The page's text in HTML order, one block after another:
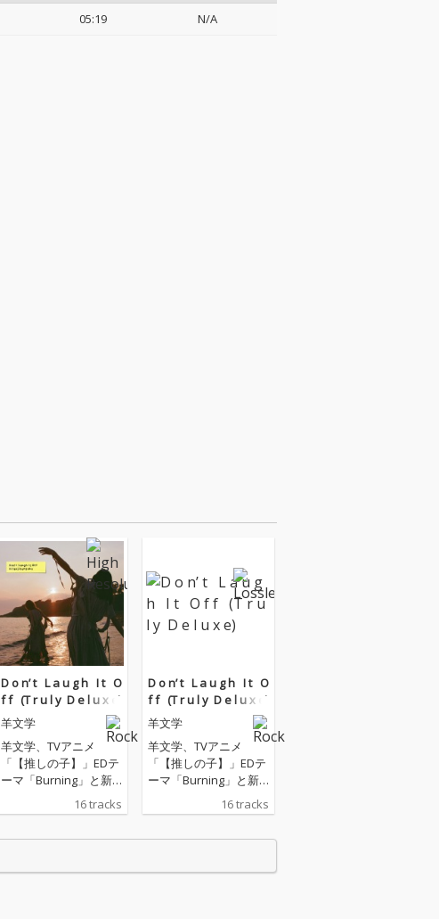
05:19 N/A
D o n’ t ‌ ‌ ‌L a u g h ‌ ‌ ‌I t ‌ ‌ ‌O
f f ‌ ‌ (T r u l y ‌ ‌D e l u x e)
羊文学
羊文学、TVアニメ
「【推しの子】」EDテ
ーマ「Burning」と新
曲「そのとき」のRemi
xを収録した最新アル
16 tracks
D o n’ t ‌ ‌ ‌L a u g h ‌ ‌ ‌I t ‌ ‌ ‌O
f f ‌ ‌ (T r u l y ‌ ‌D e l u x e)
羊文学
羊文学、TVアニメ
「【推しの子】」EDテ
ーマ「Burning」と新
曲「そのとき」のRemi
xを収録した最新アル
16 tracks